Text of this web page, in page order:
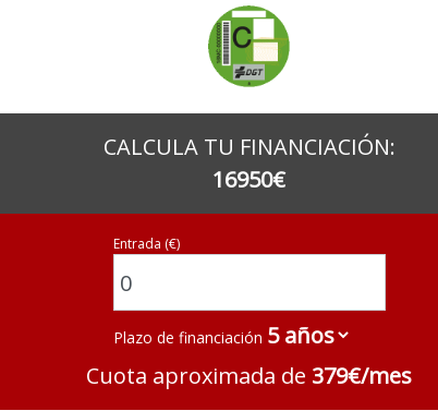
CALCULA TU FINANCIACIÓN:
16950€
Entrada (€)
Plazo de financiación
Cuota aproximada de 379€/mes